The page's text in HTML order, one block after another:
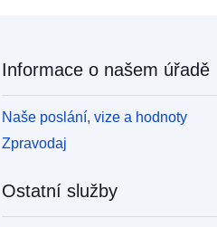
Informace o našem úřadě
Naše poslání, vize a hodnoty
Zpravodaj
Ostatní služby